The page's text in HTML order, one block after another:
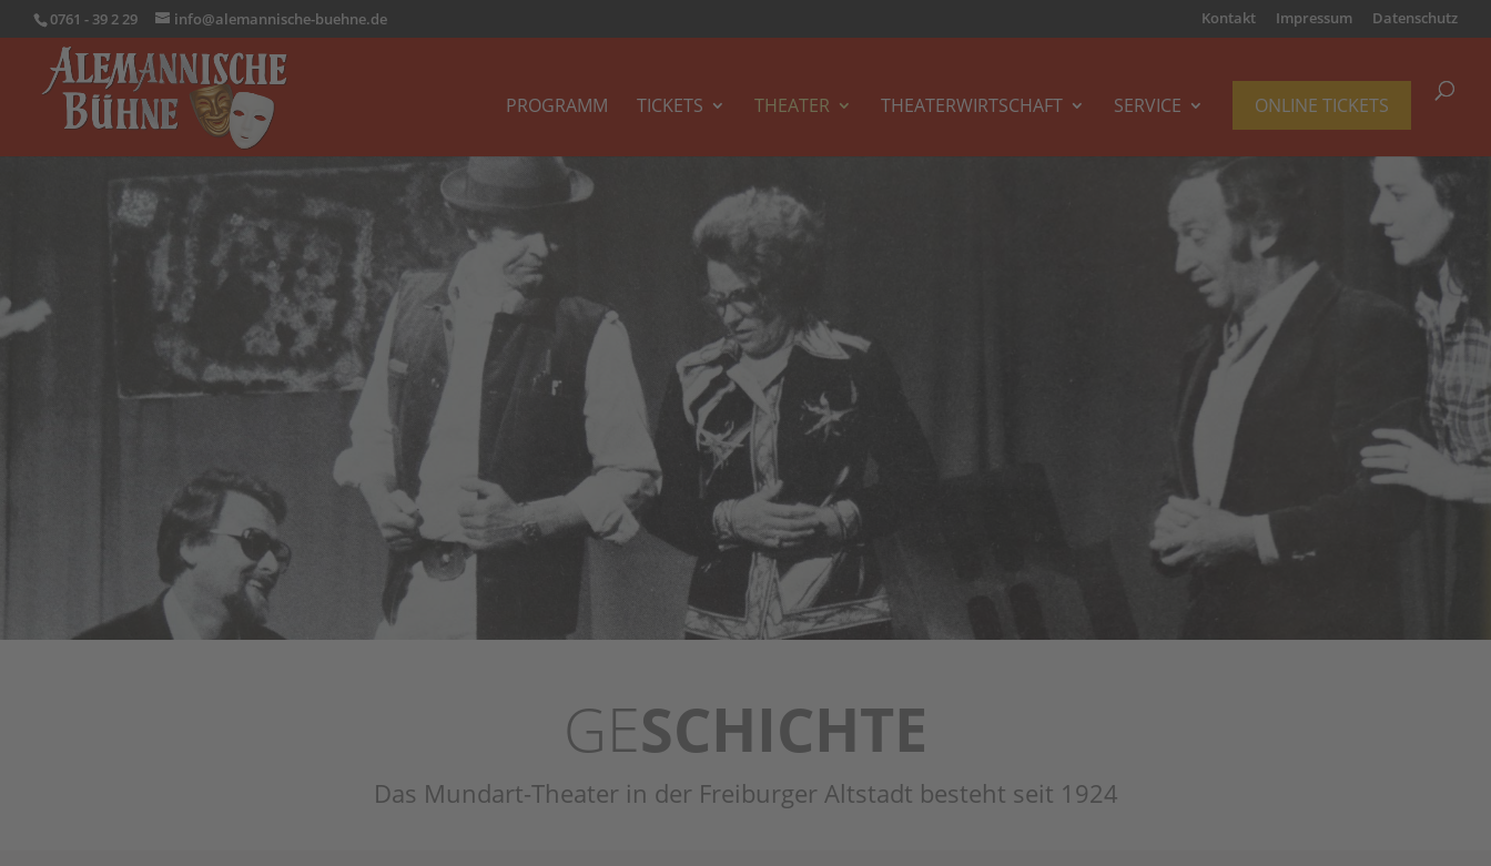
0761 - 39 2 29 info@alemannische-buehne.de Kontakt Impressum Datenschutz
PROGRAMM TICKETS THEATER THEATERWIRTSCHAFT SERVICE ONLINE TICKETS
GESCHICHTE
Das Mundart-Theater in der Freiburger Altstadt besteht seit 1924